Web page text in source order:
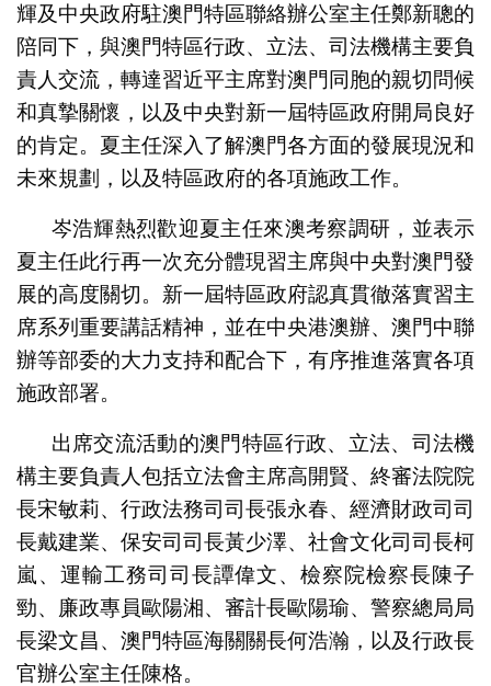
輝及中央政府駐澳門特區聯絡辦公室主任鄭新聰的
陪同下，與澳門特區行政、立法、司法機構主要負
責人交流，轉達習近平主席對澳門同胞的親切問候
和真摯關懷，以及中央對新一屆特區政府開局良好
的肯定。夏主任深入了解澳門各方面的發展現況和
未來規劃，以及特區政府的各項施政工作。
岑浩輝熱烈歡迎夏主任來澳考察調研，並表示
夏主任此行再一次充分體現習主席與中央對澳門發
展的高度關切。新一屆特區政府認真貫徹落實習主
席系列重要講話精神，並在中央港澳辦、澳門中聯
辦等部委的大力支持和配合下，有序推進落實各項
施政部署。
出席交流活動的澳門特區行政、立法、司法機
構主要負責人包括立法會主席高開賢、終審法院院
長宋敏莉、行政法務司司長張永春、經濟財政司司
長戴建業、保安司司長黃少澤、社會文化司司長柯
嵐、運輸工務司司長譚偉文、檢察院檢察長陳子
勁、廉政專員歐陽湘、審計長歐陽瑜、警察總局局
長梁文昌、澳門特區海關關長何浩瀚，以及行政長
官辦公室主任陳格。